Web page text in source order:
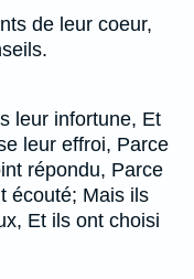
de leur coeur,
leur infortune, Et
leur effroi, Parce
répondu, Parce
écouté; Mais ils
Et ils ont choisi